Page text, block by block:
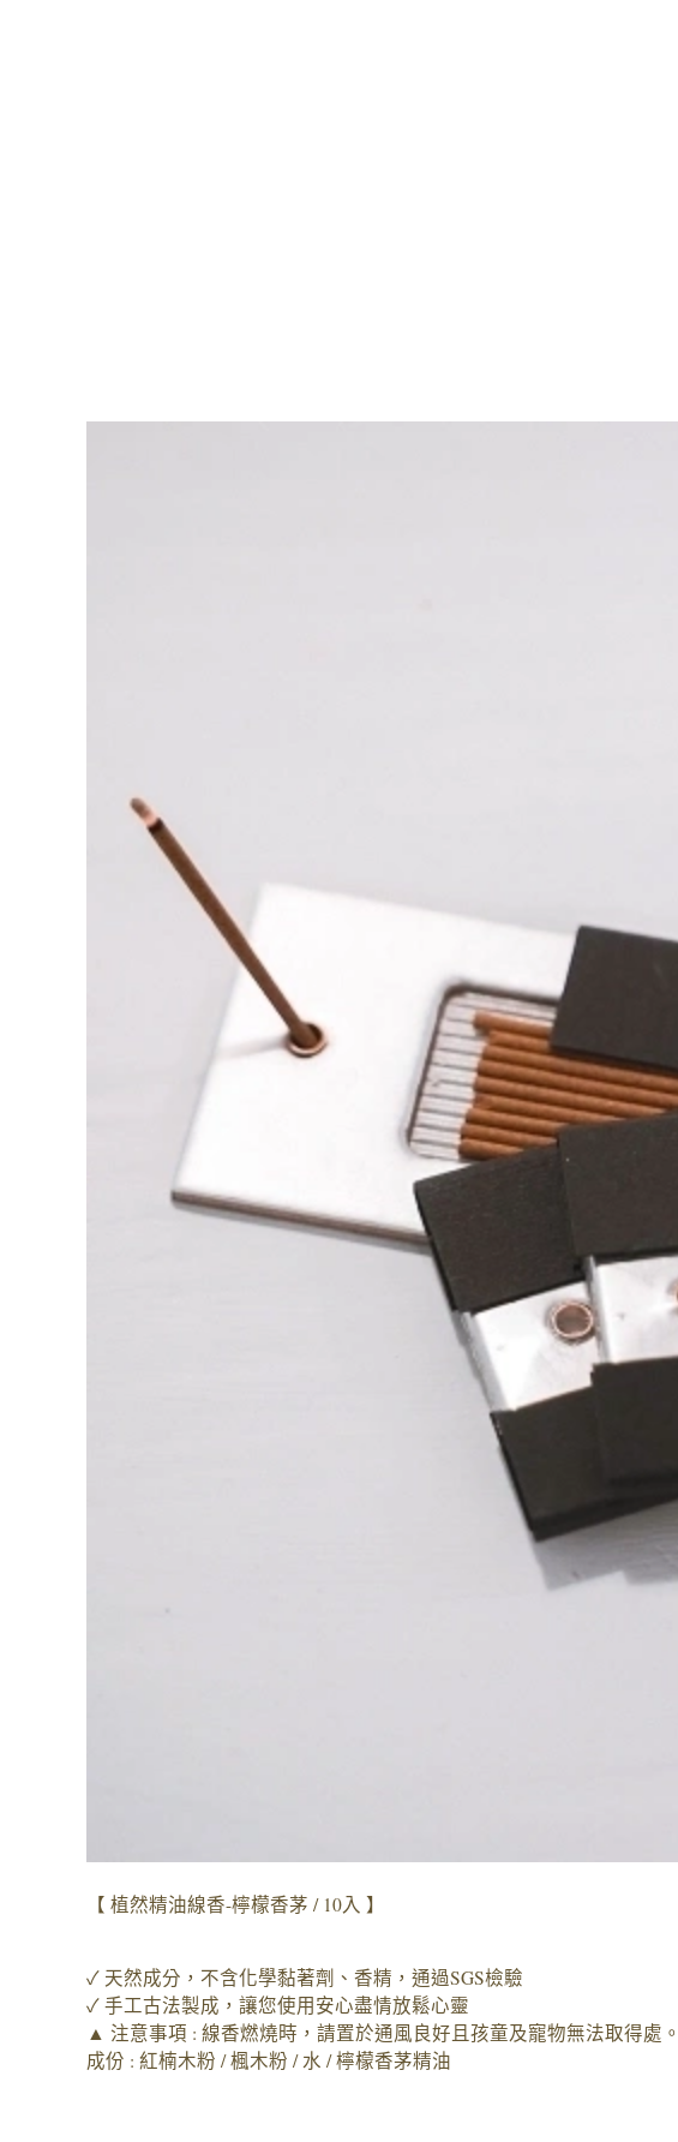
【 植然精油線香-檸檬香茅 / 10入 】
✓ 天然成分，不含化學黏著劑、香精，通過SGS檢驗
✓ 手工古法製成，讓您使用安心盡情放鬆心靈
▲ 注意事項 : 線香燃燒時，請置於通風良好且孩童及寵物無法取得處。
成份 : 紅楠木粉 / 楓木粉 / 水 / 檸檬香茅精油